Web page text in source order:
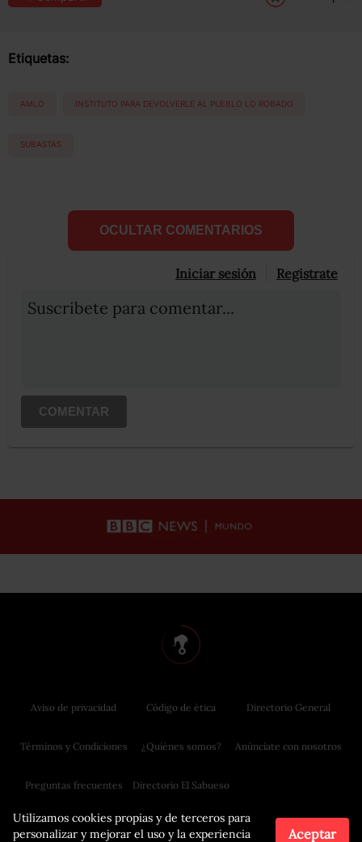
Etiquetas:
AMLO INSTITUTO PARA DEVOLVERLE AL PUEBLO LO ROBADO
SUBASTAS
OCULTAR COMENTARIOS
Iniciar sesión Registrate
Suscribete para comentar...
COMENTAR
Utilizamos cookies propias y de terceros para
personalizar y mejorar el uso y la experiencia
Aceptar
Aviso de privacidad
Términos y Condiciones
Preguntas frecuentes
Código de ética
¿Quiénes somos?
Directorio El Sabueso
Directorio General
Anúnciate con nosotros